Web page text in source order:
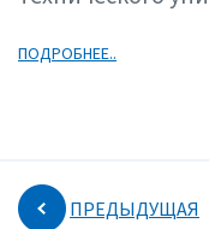
ПОДРОБНЕЕ..
ПРЕДЫДУЩАЯ